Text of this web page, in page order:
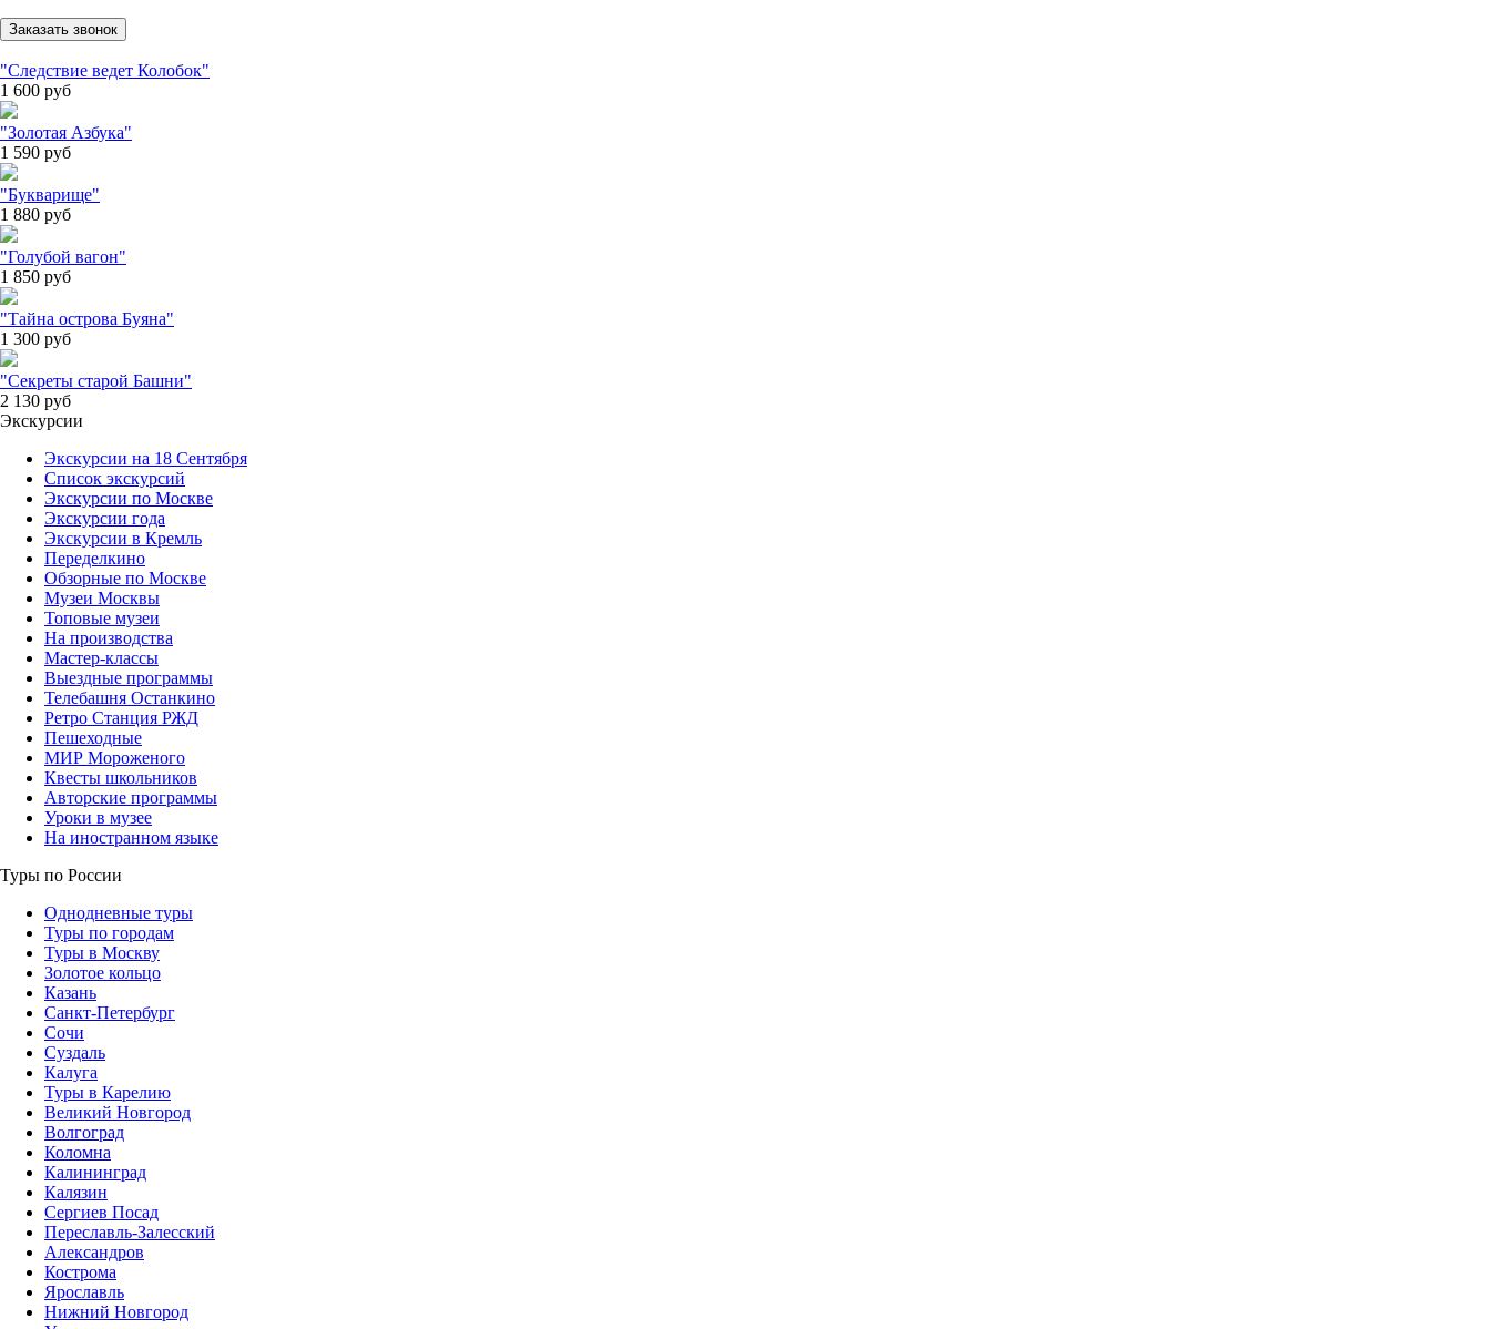
Заказать звонок
"Следствие ведет Колобок"
1 600 руб
"Золотая Азбука"
1 590 руб
"Букварище"
1 880 руб
"Голубой вагон"
1 850 руб
"Тайна острова Буяна"
1 300 руб
"Секреты старой Башни"
2 130 руб
Экскурсии
Экскурсии на 18 Сентября
Список экскурсий
Экскурсии по Москве
Экскурсии года
Экскурсии в Кремль
Переделкино
Обзорные по Москве
Музеи Москвы
Топовые музеи
На производства
Мастер-классы
Выездные программы
Телебашня Останкино
Ретро Станция РЖД
Пешеходные
МИР Мороженого
Квесты школьников
Авторские программы
Уроки в музее
На иностранном языке
Туры по России
Однодневные туры
Туры по городам
Туры в Москву
Золотое кольцо
Казань
Санкт-Петербург
Сочи
Суздаль
Калуга
Туры в Карелию
Великий Новгород
Волгоград
Коломна
Калининград
Калязин
Сергиев Посад
Переславль-Залесский
Александров
Кострома
Ярославль
Нижний Новгород